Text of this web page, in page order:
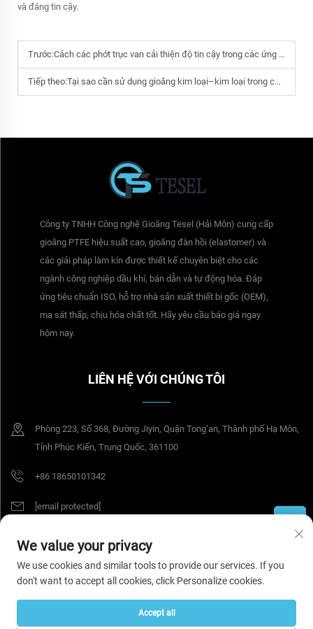
và đáng tin cậy.
Trước:Cách các phớt trục van cải thiện độ tin cậy trong các ứng dụng dầu khí
Tiếp theo:Tại sao cần sử dụng gioăng kim loại–kim loại trong các ứng dụng áp suất cực cao
Công ty TNHH Công nghệ Gioăng Tesel (Hải Môn) cung cấp
gioăng PTFE hiệu suất cao, gioăng đàn hồi (elastomer) và
các giải pháp làm kín được thiết kế chuyên biệt cho các
ngành công nghiệp dầu khí, bán dẫn và tự động hóa. Đáp
ứng tiêu chuẩn ISO, hỗ trợ nhà sản xuất thiết bị gốc (OEM),
ma sát thấp, chịu hóa chất tốt. Hãy yêu cầu báo giá ngay
hôm nay.
LIÊN HỆ VỚI CHÚNG TÔI
Phòng 223, Số 368, Đường Jiyin, Quận Tong’an, Thành phố Hạ Môn,
Tỉnh Phúc Kiến, Trung Quốc, 361100
+86 18650101342
[email protected]
Bản quyền © 2026 Công ty TNHH Công nghệ Tesel Seal (Hạ Môn). Tất cả các
quyền được bảo lưu. Chính sách bảo mật
We value your privacy
We use cookies and similar tools to provide our services. If you
don't want to accept all cookies, click Personalize cookies.
Accept all